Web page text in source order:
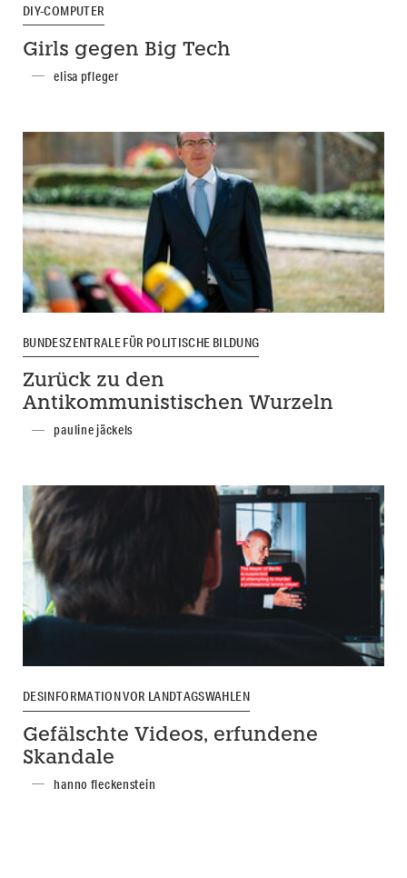
DIY-COMPUTER
Girls gegen Big Tech
elisa pfleger
BUNDESZENTRALE FÜR POLITISCHE BILDUNG
Zurück zu den
Antikommunistischen Wurzeln
pauline jäckels
DESINFORMATION VOR LANDTAGSWAHLEN
Gefälschte Videos, erfundene
Skandale
hanno fleckenstein